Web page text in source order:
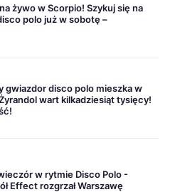
żywo w Scorpio! Szykuj się na
polo już w sobotę –
gwiazdor disco polo mieszka w
wart kilkadziesiąt tysięcy!
w rytmie Disco Polo -
Effect rozgrzał Warszawę